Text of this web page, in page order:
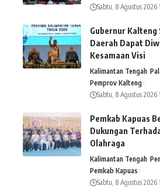
Sabtu, 8 Agustus 2026
Gubernur Kalteng
Daerah Dapat
Kesamaan Visi
Kalimantan Tengah
Pemprov Kalteng
Sabtu, 8 Agustus 2026
Pemkab Kapuas
Dukungan
Olahraga
Kalimantan Tengah
Pemkab Kapuas
Sabtu, 8 Agustus 2026